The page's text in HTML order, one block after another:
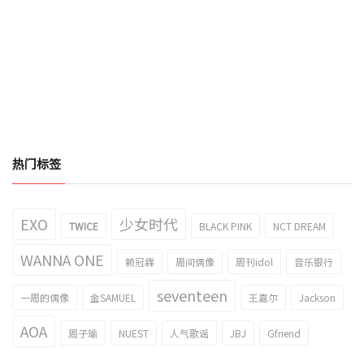
热门标签
EXO TWICE 少女时代 BLACK PINK NCT DREAM
WANNA ONE 赖冠霖 周间偶像 周刊idol 音乐银行
一周的偶像 金SAMUEL seventeen 王嘉尔 Jackson
AOA 周子瑜 NUEST 人气歌谣 JBJ Gfriend